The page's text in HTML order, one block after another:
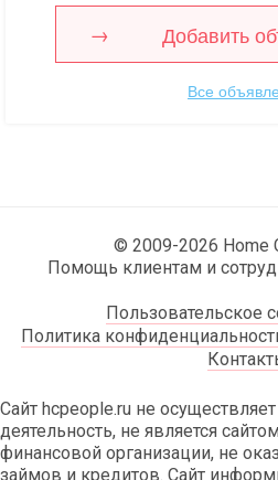
Добавить
Все
© 2009-2026 Home
Помощь клиентам и
Пользовательское
Политика
Сайт hcpeople.ru не
деятельность, не является
финансовой организации, не
займов и кредитов. Сайт